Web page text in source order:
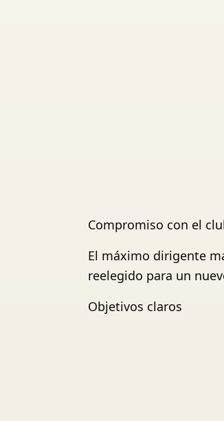
Compromiso con el
El máximo dirigente
reelegido para un
Objetivos claros